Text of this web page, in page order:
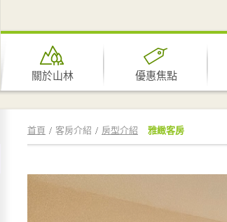
關於山林 優惠焦點
首頁 客房介紹 房型介紹 雅緻客房